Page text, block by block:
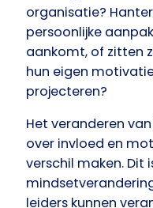
organisatie?
persoonlijke
aankomt, of zitten
hun eigen
projecteren?
Het veranderen
over invloed en
verschil maken. Dit
leiders kunnen